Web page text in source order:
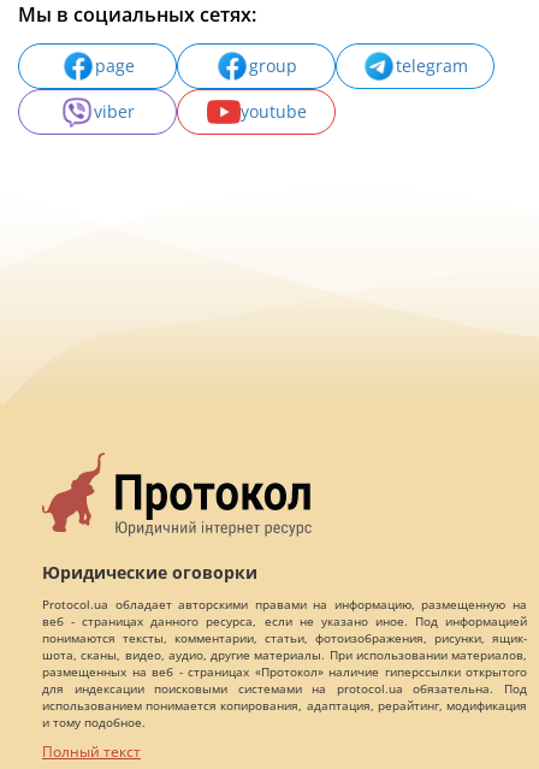
Мы в социальных сетях:
page group
telegram
viber
youtube
Юридические оговорки
Protocol.ua обладает авторскими правами на информацию, размещенную на
веб - страницах данного ресурса, если не указано иное. Под информацией
понимаются тексты, комментарии, статьи, фотоизображения, рисунки, ящик-
шота, сканы, видео, аудио, другие материалы. При использовании материалов,
размещенных на веб - страницах «Протокол» наличие гиперссылки открытого
для индексации поисковыми системами на protocol.ua обязательна. Под
использованием понимается копирования, адаптация, рерайтинг, модификация
и тому подобное.
Полный текст